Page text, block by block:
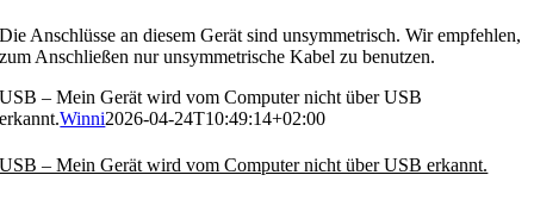
Die Anschlüsse an diesem Gerät sind unsymmetrisch. Wir empfehlen,
zum Anschließen nur unsymmetrische Kabel zu benutzen.
USB – Mein Gerät wird vom Computer nicht über USB
erkannt.Winni2026-04-24T10:49:14+02:00
USB – Mein Gerät wird vom Computer nicht über USB erkannt.